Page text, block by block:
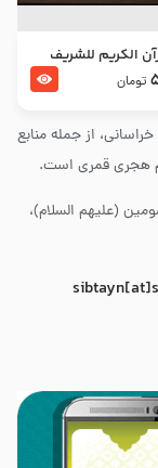
از جمله منابع
هجری قمری است.
(علیهم السلام)،
الكريم للشريف
سرّه
تومان